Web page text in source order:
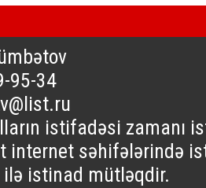
95-34
istifadəsi zamanı
internet səhifələrində
istinad mütləqdir.